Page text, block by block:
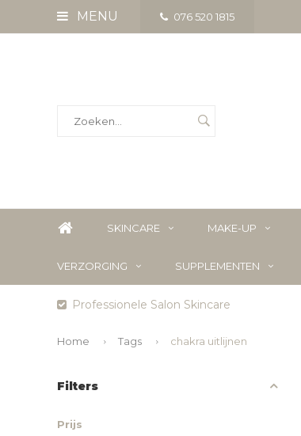
MENU 076 520 1815
SKINCARE MAKE-UP
VERZORGING SUPPLEMENTEN
Professionele Salon Skincare
Home Tags chakra uitlijnen
Filters
Prijs